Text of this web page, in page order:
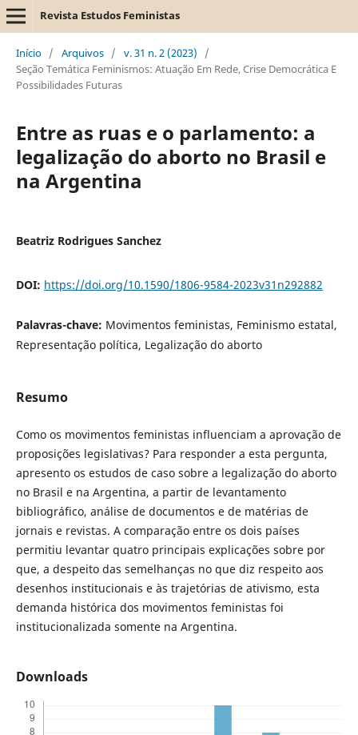
Revista Estudos Feministas
Início / Arquivos / v. 31 n. 2 (2023)
/
Seção Temática Feminismos: Atuação Em Rede, Crise Democrática E
Possibilidades Futuras
Entre as ruas e o parlamento: a
legalização do aborto no Brasil e
na Argentina
Beatriz Rodrigues Sanchez
DOI: https://doi.org/10.1590/1806-9584-2023v31n292882
Palavras-chave: Movimentos feministas, Feminismo estatal,
Representação política, Legalização do aborto
Resumo
Como os movimentos feministas influenciam a aprovação de
proposições legislativas? Para responder a esta pergunta,
apresento os estudos de caso sobre a legalização do aborto
no Brasil e na Argentina, a partir de levantamento
bibliográfico, análise de documentos e de matérias de
jornais e revistas. A comparação entre os dois países
permitiu levantar quatro principais explicações sobre por
que, a despeito das semelhanças no que diz respeito aos
desenhos institucionais e às trajetórias de ativismo, esta
demanda histórica dos movimentos feministas foi
institucionalizada somente na Argentina.
Downloads